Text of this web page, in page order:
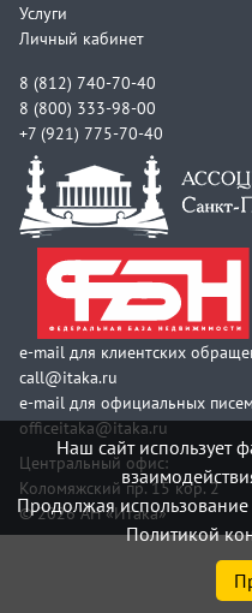
Услуги
Личный кабинет
8 (812) 740-70-40
8 (800) 333-98-00
+7 (921) 775-70-40
e-mail для клиентских
call@itaka.ru
e-mail для официальных
officeitaka@itaka.ru
Центральный офис:
Коломяжский пр. 15 кор. 2
© 2026 АН «Итака»
Наш сайт использует
Продолжая использование
Политикой